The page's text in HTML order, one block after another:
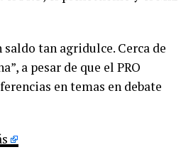
saldo tan agridulce. Cerca de
a pesar de que el PRO
en temas en debate